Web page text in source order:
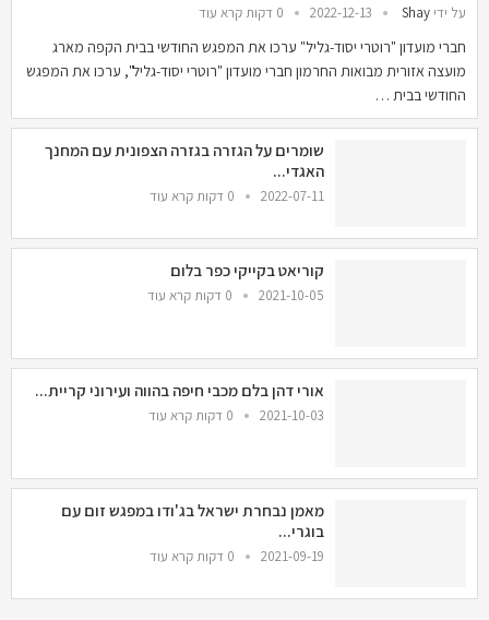
על ידי Shay
2022-12-13 0 דקות קרא עוד
חברי מועדון "רוטרי יסוד-גליל" ערכו את המפגש החודשי בבית הקפה מארג
מועצה אזורית מבואות החרמון חברי מועדון "רוטרי יסוד-גליל", ערכו את המפגש
החודשי בבית …
שומרים על הגזרה בגזרה הצפונית עם המחנך
האגדי...
2022-07-11 0 דקות קרא עוד
קוריאט בקייקי כפר בלום
2021-10-05 0 דקות קרא עוד
אורי דהן בלם מכבי חיפה בהווה ועירוני קריית...
2021-10-03 0 דקות קרא עוד
מאמן נבחרת ישראל בג'ודו במפגש זום עם
בוגרי...
2021-09-19 0 דקות קרא עוד